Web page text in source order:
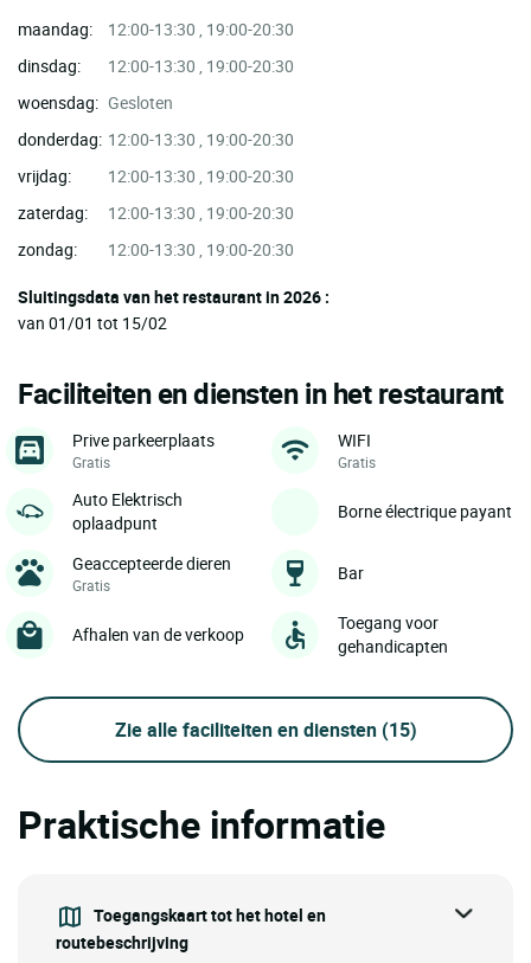
maandag:
12:00-13:30 , 19:00-20:30
dinsdag:
12:00-13:30 , 19:00-20:30
woensdag: Gesloten
donderdag: 12:00-13:30 , 19:00-20:30
vrijdag:
12:00-13:30 , 19:00-20:30
zaterdag:
12:00-13:30 , 19:00-20:30
zondag:
12:00-13:30 , 19:00-20:30
Sluitingsdata van het restaurant in 2026 :
van 01/01 tot 15/02
Faciliteiten en diensten in het restaurant
Prive parkeerplaats
Gratis
WIFI
Gratis
Auto Elektrisch
oplaadpunt
Borne électrique payant
Geaccepteerde dieren
Gratis
Bar
Afhalen van de verkoop
Toegang voor
gehandicapten
Zie alle faciliteiten en diensten (15)
Praktische informatie
Toegangskaart tot het hotel en
routebeschrijving